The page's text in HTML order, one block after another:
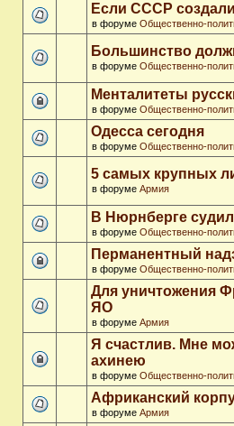
Если СССР
в форуме Общественно-
Большинство
в форуме Общественно-
Менталитеты
в форуме Общественно-
Одесса сегодня
в форуме Общественно-
5 самых крупных
в форуме Армия
В Нюрнберге
в форуме Общественно-
Перманентный
в форуме Общественно-
Для уничтожения
ЯО
в форуме Армия
Я счастлив. Мне
ахинею
в форуме Общественно-
Африканский
в форуме Армия